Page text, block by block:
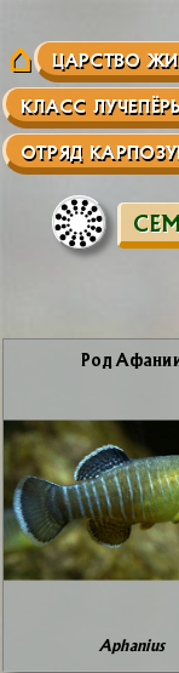
ЦАРСТВО
КЛАСС
ОТРЯД
Род
Aphanius